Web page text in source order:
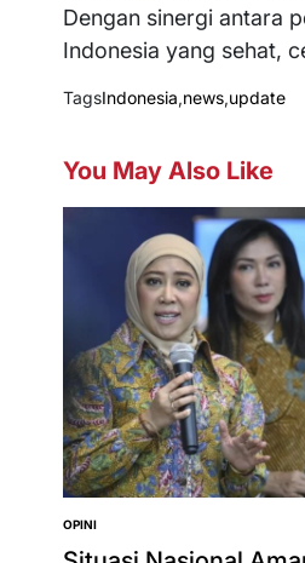
Dengan sinergi antara
Indonesia yang sehat,
TagsIndonesia,news,update
You May Also Like
POSTED
IN
OPINI